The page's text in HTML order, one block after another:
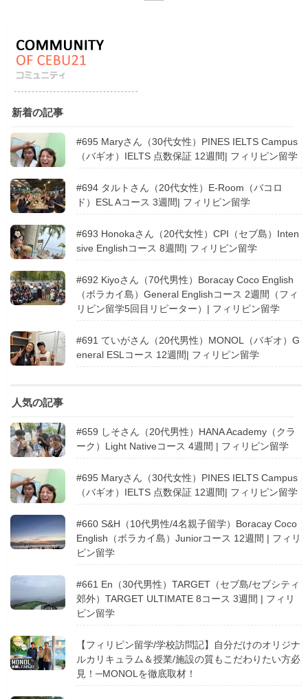
新着の記事
#695 Maryさん（30代女性）PINES IELTS Campus
（バギオ）IELTS 点数保証 12週間| フィリピン留学
#694 タルトさん（20代女性）E-Room（バコロ
ド）ESL Aコース 3週間| フィリピン留学
#693 Honokaさん（20代女性）CPI（セブ島）Inten
sive Englishコース 8週間| フィリピン留学
#692 Kiyoさん（70代男性）Boracay Coco English
（ボラカイ島）General Englishコース 2週間（フィ
リピン留学5回目リピーター）| フィリピン留学
#691 ていがさん（20代男性）MONOL（バギオ）G
eneral ESLコース 12週間| フィリピン留学
人気の記事
#659 しそさん（20代男性）HANA Academy（クラ
ーク）Light Nativeコース 4週間 | フィリピン留学
#695 Maryさん（30代女性）PINES IELTS Campus
（バギオ）IELTS 点数保証 12週間| フィリピン留学
#660 S&H（10代男性/4名親子留学）Boracay Coco
English（ボラカイ島）Juniorコース 12週間 | フィリ
ピン留学
#661 En（30代男性）TARGET（セブ島/セブシティ
郊外）TARGET ULTIMATE 8コース 3週間 | フィリ
ピン留学
【フィリピン留学/学校訪問記】自分だけのオリジナ
ルカリキュラム＆授業/施設の質もこだわりたい方必
見！─MONOLを徹底取材！